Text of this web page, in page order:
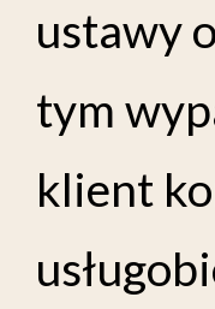
ustawy
tym
klient